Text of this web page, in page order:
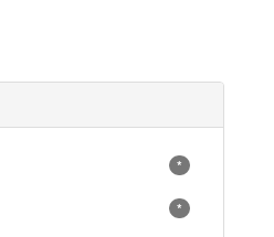
*
*